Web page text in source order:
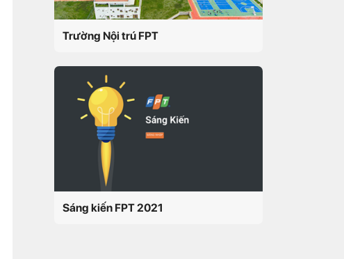
Trường Nội trú FPT
Sáng kiến FPT 2021